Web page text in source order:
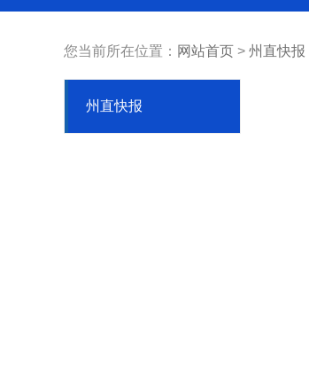
您当前所在位置： 网站首页 > 州直快报
州直快报